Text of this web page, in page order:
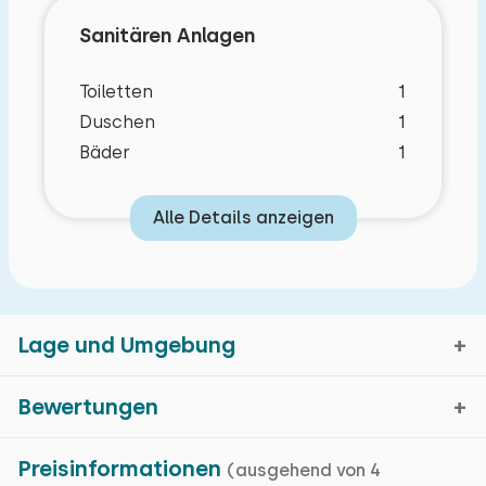
Preisinformationen (ausgehend von 4
Sanitären Anlagen
Toiletten
1
Duschen
1
Bäder
1
Alle Details anzeigen
Lage und Umgebung
Noordwolde, Friesland
Bewertungen